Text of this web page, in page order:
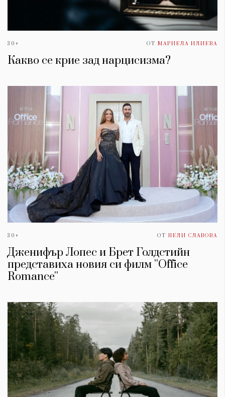
30+ ОТ МАРИЕЛА ИЛИЕВА
Какво се крие зад нарцисизма?
30+ ОТ НЕЛИ СЛАВОВА
Дженифър Лопес и Брет Голдстийн
представиха новия си филм ''Office
Romance''